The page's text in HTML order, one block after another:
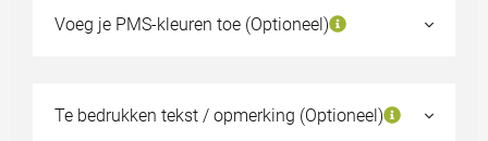
Voeg je PMS-kleuren toe (Optioneel)
Te bedrukken tekst / opmerking (Optioneel)
500
€11,38